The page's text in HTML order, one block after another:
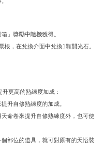
」獎勵中隨機獲得。
，在兌換介面中兌換1顆開光石。
更高的熟練度加成：
升自修熟練度的加成。
命卷來提升自修熟練度外，也可使
部位的道具，就可對原有的天悟裝